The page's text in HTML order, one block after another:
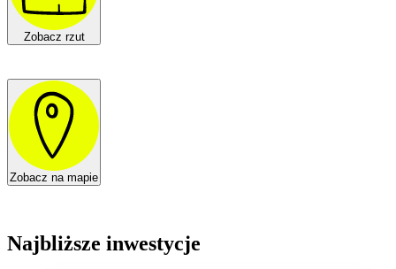
Zobacz rzut
Zobacz na mapie
Najbliższe inwestycje